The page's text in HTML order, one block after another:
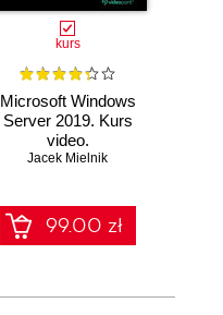
kurs
Microsoft Windows
Server 2019. Kurs
video.
Nowoczesne
Jacek Mielnik
99.00 zł